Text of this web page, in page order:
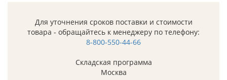
Для уточнения сроков поставки и стоимости
товара - обращайтесь к менеджеру по телефону:
8-800-550-44-66
Складская программа
Москва